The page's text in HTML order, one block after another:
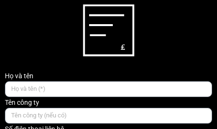
Họ và tên
Tên công ty